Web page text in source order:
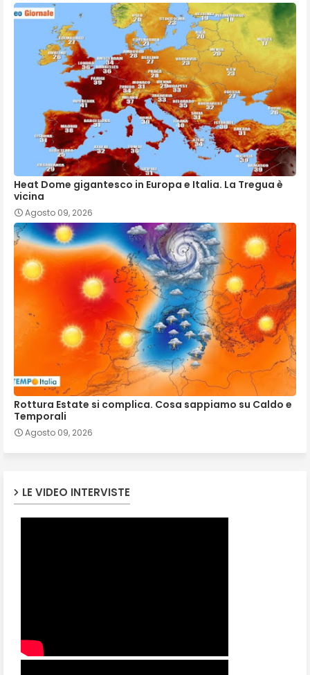
Heat Dome gigantesco in Europa e Italia. La Tregua è
vicina
Agosto 09, 2026
Rottura Estate si complica. Cosa sappiamo su Caldo e
Temporali
Agosto 09, 2026
LE VIDEO INTERVISTE